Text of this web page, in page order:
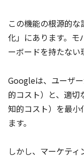
この機能の根源的
化」にあります。モ
ーボードを持たない
Googleは、ユーザ
的コスト）と、適
知的コスト）を最
ます。
しかし、マーケテ